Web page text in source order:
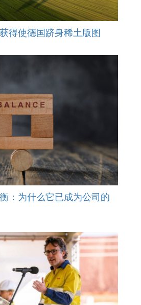
得使德国跻身稀土版图
：为什么它已成为公司的